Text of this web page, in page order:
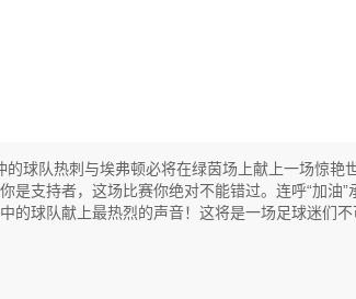
球队热刺与埃弗顿必将在绿茵场上献上一场惊
支持者，这场比赛你绝对不能错过。连呼“加油
球队献上最热烈的声音！这将是一场足球迷们